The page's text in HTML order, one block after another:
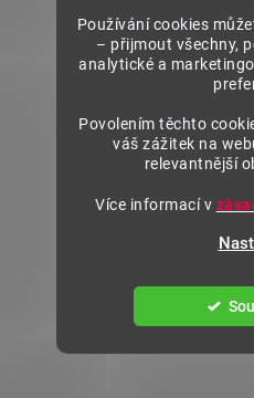
Používání cookies
– přijmout všechny,
analytické a
Povolením těchto
váš zážitek na
relevantnější
Více informací v